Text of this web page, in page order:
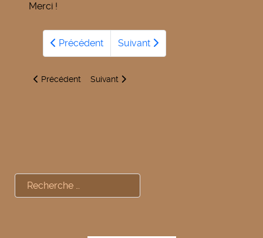
Merci !
Précédent Suivant
Article précédent : La station d'épuration de Corbeny et
Précédent Article suivant : L’OPAH (Opération
Suivant
Rechercher